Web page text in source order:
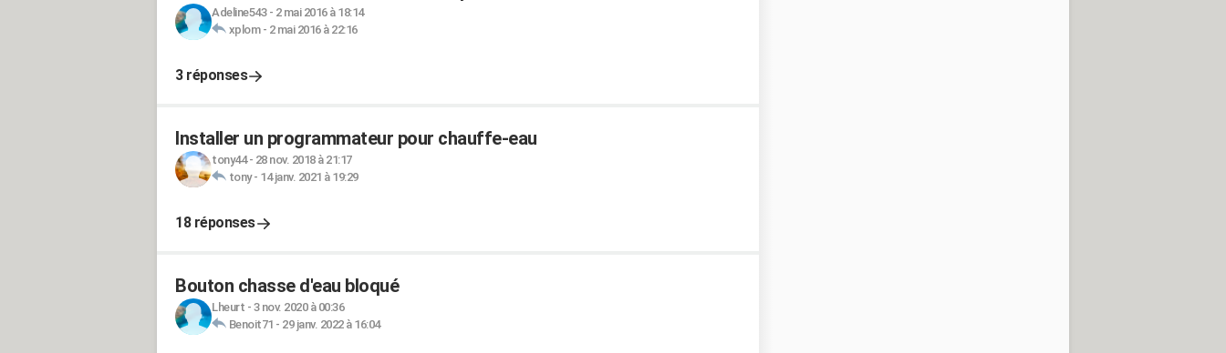
Adeline543- 2 mai 2016 à 18:14
xplom- 2 mai 2016 à 22:16
3 réponses
Installer un programmateur pour chauffe-eau
tony44- 28 nov. 2018 à 21:17
tony- 14 janv. 2021 à 19:29
18 réponses
Bouton chasse d'eau bloqué
Lheurt - 3 nov. 2020 à 00:36
Benoit71 - 29 janv. 2022 à 16:04